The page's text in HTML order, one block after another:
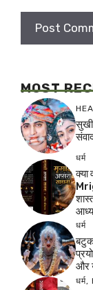
MOST
सुखी
धर्म
क्या
धर्म
बटुक
और
धर्म,